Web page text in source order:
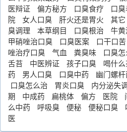
医辩证
偏方秘方 口臭食疗 口
院
女人口臭 肝火还是胃火 其它
臭调理
本草纲目 口臭根治 牛
甲硝唑治口臭
口臭医案 口干口苦
唑治疗口臭
气血 粪臭味 口臭
舌苔
中医辨证 孩子口臭 喝什
药
男人口臭 口臭中药 幽门螺
口臭怎么治
胃炎口臭 内分泌失
期
中成药 扁桃体 偏方 医院
么中药
呼吸臭 便秘 便秘口臭
医